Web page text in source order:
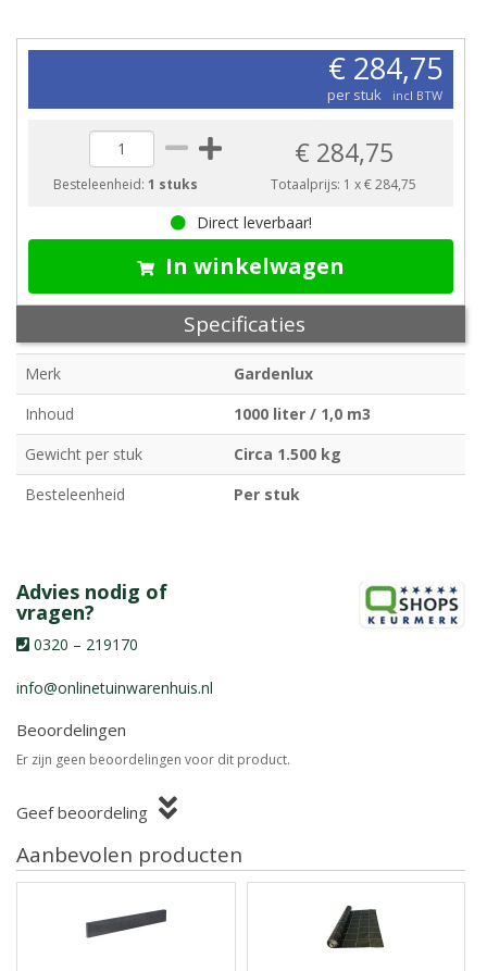
€ 284,75
per stuk incl BTW
Besteleenheid:1 stuks
€ 284,75
Totaalprijs: 1 x€ 284,75
Direct leverbaar!
In winkelwagen
Specificaties
Merk
Gardenlux
Inhoud
1000 liter / 1,0 m3
Gewicht per stuk
Circa 1.500 kg
Besteleenheid
Per stuk
Advies nodig of
vragen?
0320 – 219170
info@onlinetuinwarenhuis.nl
Beoordelingen
Er zijn geen beoordelingen voor dit product.
Geef beoordeling
Aanbevolen producten